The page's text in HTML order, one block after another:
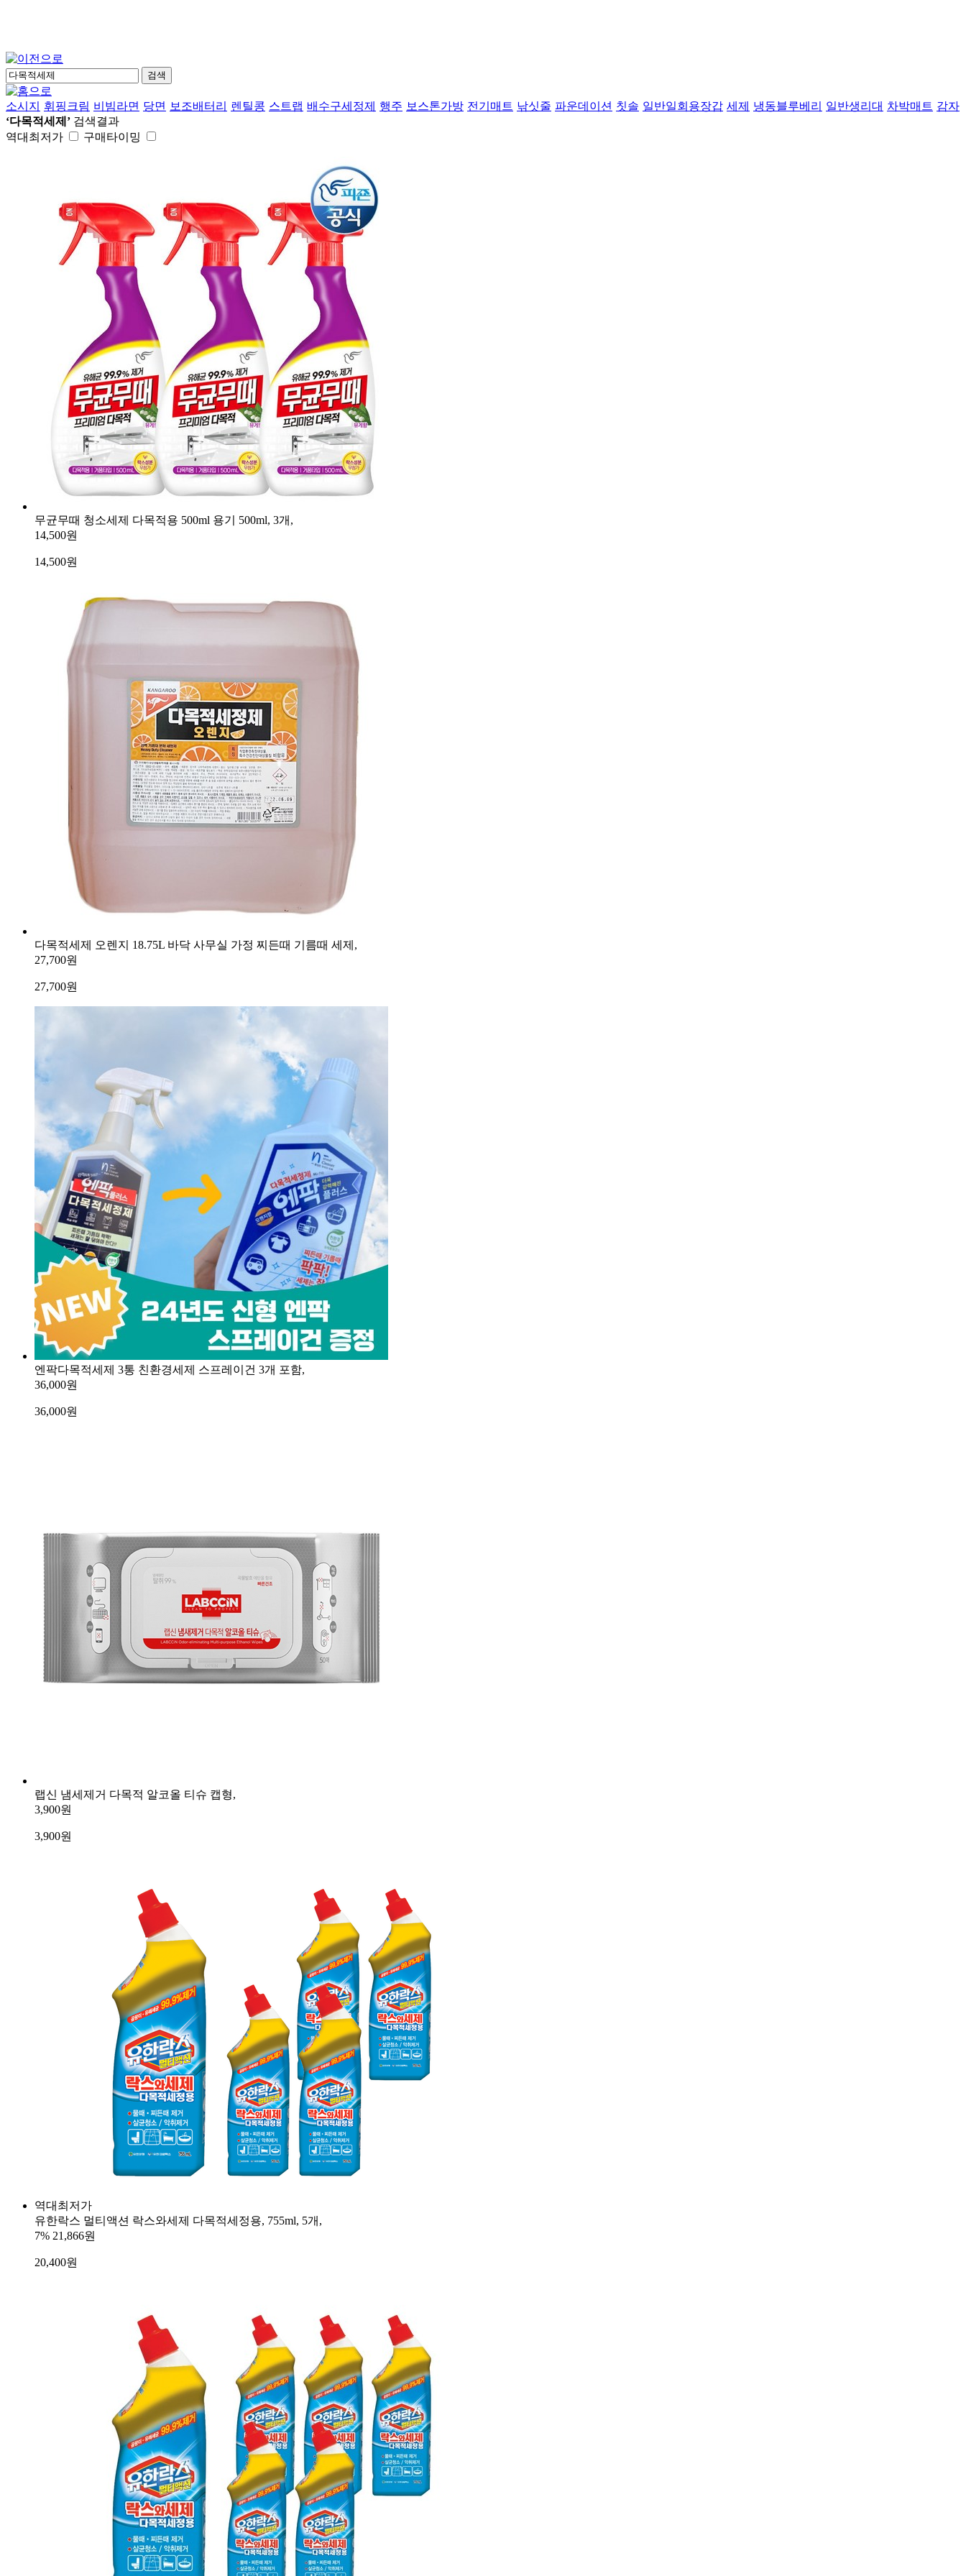
검색
소시지 휘핑크림 비빔라면 당면 보조배터리 렌틸콩 스트랩 배수구세정제 행주 보스톤가방 전기매트 낚싯줄 파운데이션 칫솔 일반일회용장갑 세제 냉동블루베리 일반생리대 차박매트 감자
‘다목적세제’ 검색결과
역대최저가
구매타이밍
무균무때 청소세제 다목적용 500ml 용기 500ml, 3개,
14,500원
14,500원
다목적세제 오렌지 18.75L 바닥 사무실 가정 찌든때 기름때 세제,
27,700원
27,700원
엔팍다목적세제 3통 친환경세제 스프레이건 3개 포함,
36,000원
36,000원
랩신 냄세제거 다목적 알코올 티슈 캡형,
3,900원
3,900원
역대최저가
유한락스 멀티액션 락스와세제 다목적세정용, 755ml, 5개,
7% 21,866원
20,400원